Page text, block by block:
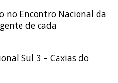
no Encontro Nacional da
de cada
Sul 3 – Caxias do